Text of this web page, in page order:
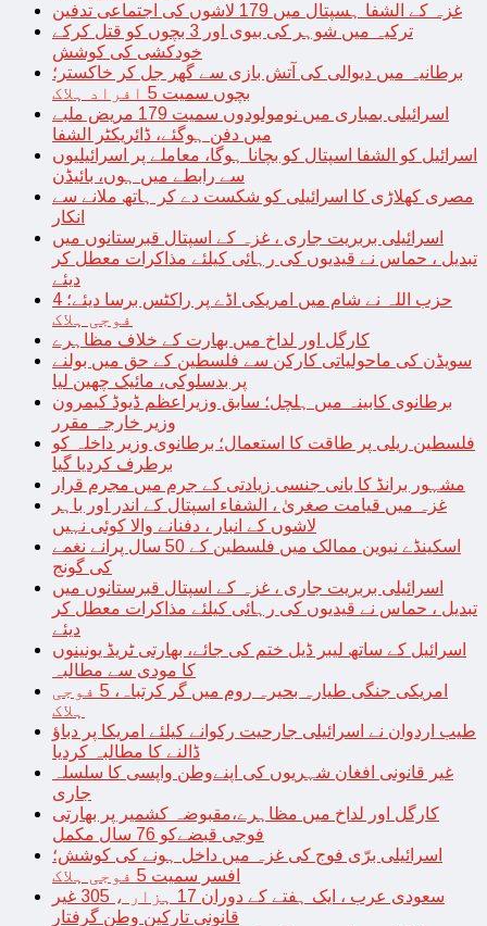
غزہ کے الشفا ہسپتال میں 179 لاشوں کی اجتماعی تدفین
ترکیہ میں شوہر کی بیوی اور 3 بچوں کو قتل کرکے
خودکشی کی کوشش
برطانیہ میں دیوالی کی آتش بازی سے گھر جل کر خاکستر؛
بچوں سمیت 5 افراد ہلاک
اسرائیلی بمباری میں نومولودوں سمیت 179 مریض ملبے
میں دفن ہوگئے، ڈائریکٹر الشفا
اسرائیل کو الشفا اسپتال کو بچانا ہوگا، معاملے پر اسرائیلیوں
سے رابطے میں ہوں، بائیڈن
مصری کھلاڑی کا اسرائیلی کو شکست دے کر ہاتھ ملانے سے
انکار
اسرائیلی بربریت جاری ، غزہ کے اسپتال قبرستانوں میں
تبدیل ، حماس نے قیدیوں کی رہائی کیلئے مذاکرات معطل کر
دیئے
حزب اللہ نے شام میں امریکی اڈے پر راکٹس برسا دیئے؛ 4
فوجی ہلاک
کارگل اور لداخ میں بھارت کے خلاف مظاہرے
سویڈن کی ماحولیاتی کارکن سے فلسطین کے حق میں بولنے
پر بدسلوکی، مائیک چھین لیا
برطانوی کابینہ میں ہلچل؛ سابق وزیراعظم ڈیوڈ کیمرون
وزیر خارجہ مقرر
فلسطین ریلی پر طاقت کا استعمال؛ برطانوی وزیر داخلہ کو
برطرف کردیا گیا
مشہور برانڈ کا بانی جنسی زیادتی کے جرم میں مجرم قرار
غزہ میں قیامت صغریٰ ، الشفاء اسپتال کے اندر اور باہر
لاشوں کے انبار ، دفنانے والا کوئی نہیں
اسکینڈے نیوین ممالک میں فلسطین کے 50 سال پرانے نغمے
کی گونج
اسرائیلی بربریت جاری ، غزہ کے اسپتال قبرستانوں میں
تبدیل ، حماس نے قیدیوں کی رہائی کیلئے مذاکرات معطل کر
دیئے
اسرائیل کے ساتھ لیبر ڈیل ختم کی جائے، بھارتی ٹریڈ یونینوں
کا مودی سے مطالبہ
امریکی جنگی طیارہ بحیرہ روم میں گر کرتباہ، 5 فوجی
ہلاک
طیب اردوان نے اسرائیلی جارحیت رکوانے کیلئے امریکا پر دباؤ
ڈالنے کا مطالبہ کردیا
غیر قانونی افغان شہریوں کی اپنےوطن واپسی کا سلسلہ
جاری
کارگل اور لداخ میں مظاہرے،مقبوضہ کشمیر پر بھارتی
فوجی قبضےکو 76 سال مکمل
اسرائیلی برّی فوج کی غزہ میں داخل ہونے کی کوشش؛
افسر سمیت 5 فوجی ہلاک
سعودی عرب ، ایک ہفتے کے دوران 17 ہزار ، 305 غیر
قانونی تارکین وطن گرفتار